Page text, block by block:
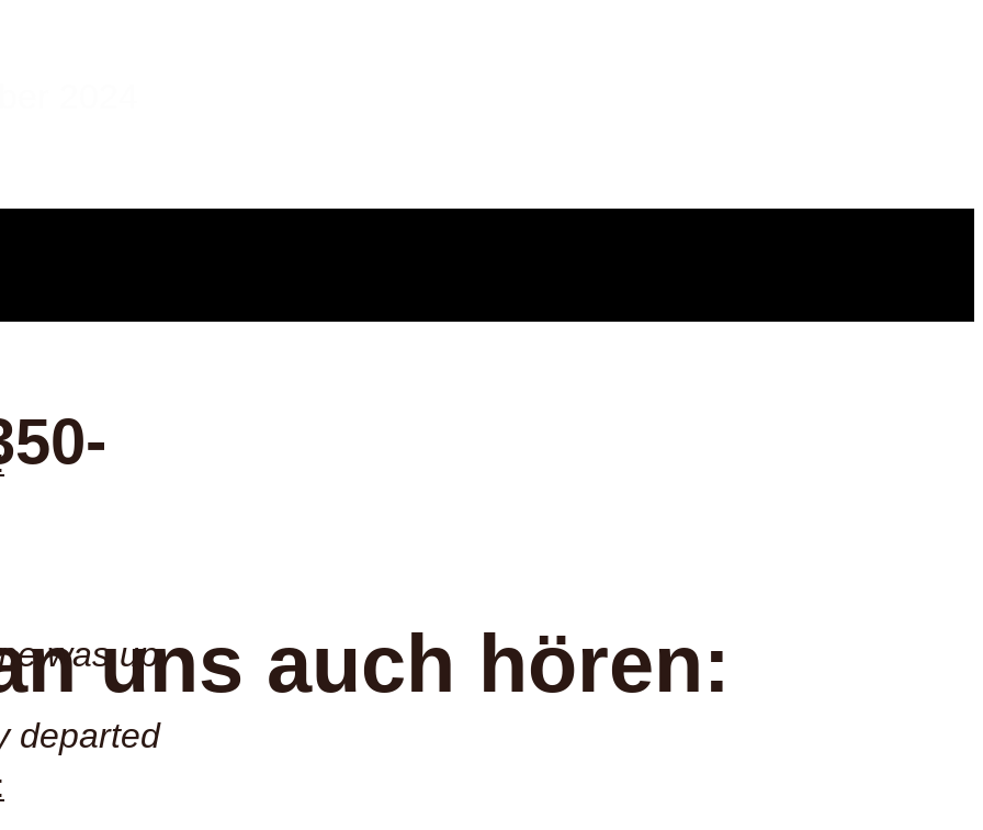
uns auch hören:
2024
was up
departed